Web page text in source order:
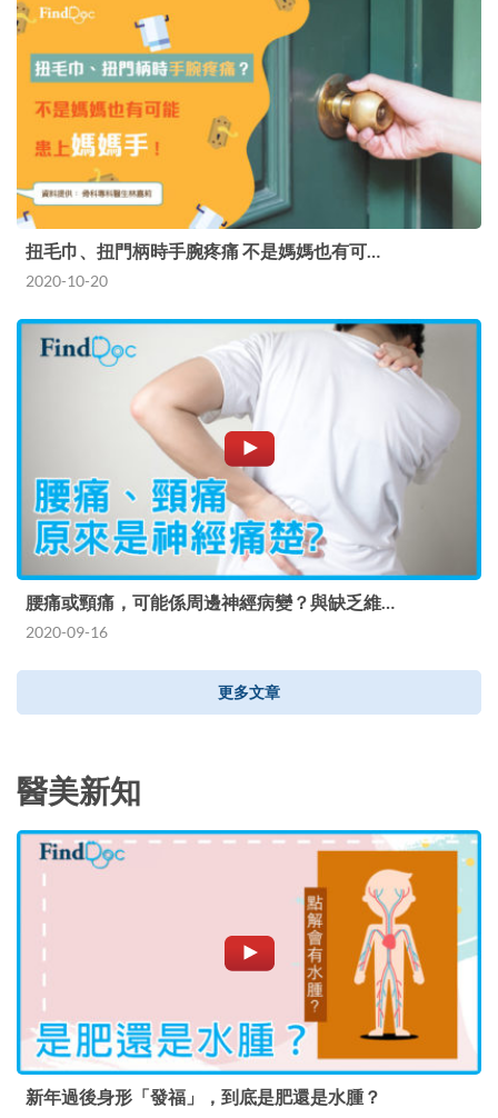
扭毛巾、扭門柄時手腕疼痛 不是媽媽也有可…
2020-10-20
腰痛或頸痛，可能係周邊神經病變？與缺乏維…
2020-09-16
更多文章
醫美新知
新年過後身形「發福」，到底是肥還是水腫？